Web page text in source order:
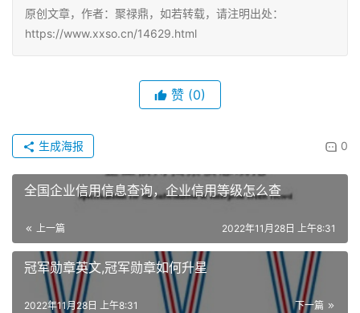
原创文章，作者：聚禄鼎，如若转载，请注明出处：
https://www.xxso.cn/14629.html
赞 (0)
0
生成海报
全国企业信用信息查询，企业信用等级怎么查
上一篇 2022年11月28日 上午8:31
冠军勋章英文,冠军勋章如何升星
下一篇
2022年11月28日 上午8:31